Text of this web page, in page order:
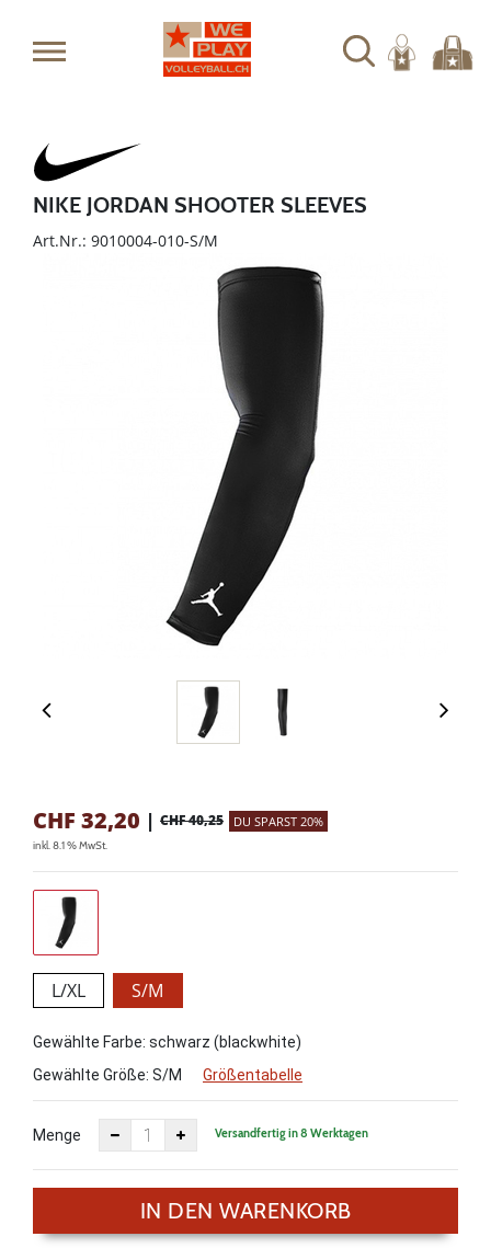
NIKE JORDAN SHOOTER SLEEVES
Art.Nr.: 9010004-010-S/M
CHF 32,20 | CHF 40,25 DU SPARST 20%
inkl. 8.1 % MwSt.
L/XL S/M
Gewählte Farbe: schwarz (blackwhite)
Gewählte Größe: S/M Größentabelle
Menge Versandfertig in 8 Werktagen
IN DEN WARENKORB